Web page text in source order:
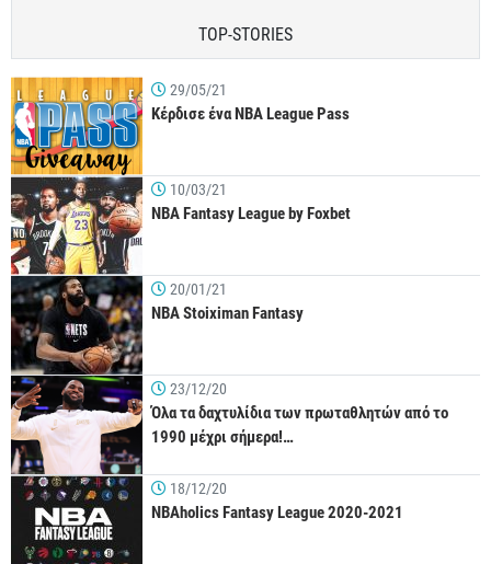
TOP-STORIES
29/05/21
Κέρδισε ένα NBA League Pass
10/03/21
NBA Fantasy League by Foxbet
20/01/21
NBA Stoiximan Fantasy
23/12/20
Όλα τα δαχτυλίδια των πρωταθλητών από το
1990 μέχρι σήμερα!…
18/12/20
NBAholics Fantasy League 2020-2021